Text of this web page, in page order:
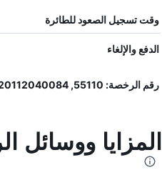
وقت تسجيل الصعود للطائرة
الدفع والإلغاء
رقم الرخصة: 55110, 8120112040084
المزايا ووسائل